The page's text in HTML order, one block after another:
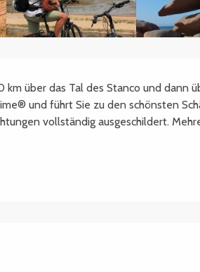
km über das Tal des Stanco und dann
und führt Sie zu den schönsten
vollständig ausgeschildert.